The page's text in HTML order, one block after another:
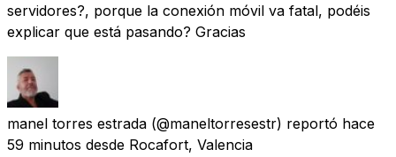
servidores?, porque la conexión móvil va fatal, podéis
explicar que está pasando? Gracias
manel torres estrada (@maneltorresestr) reportó hace
59 minutos desde Rocafort, Valencia